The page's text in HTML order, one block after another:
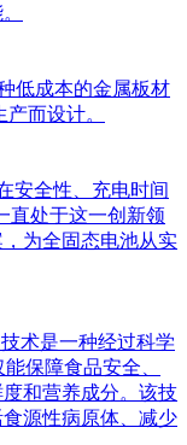
低成本的金属板材
而设计。
安全性、充电时间
直处于这一创新领
为全固态电池从实
技术是一种经过科学
保障食品安全、
和营养成分。该技
源性病原体、减少